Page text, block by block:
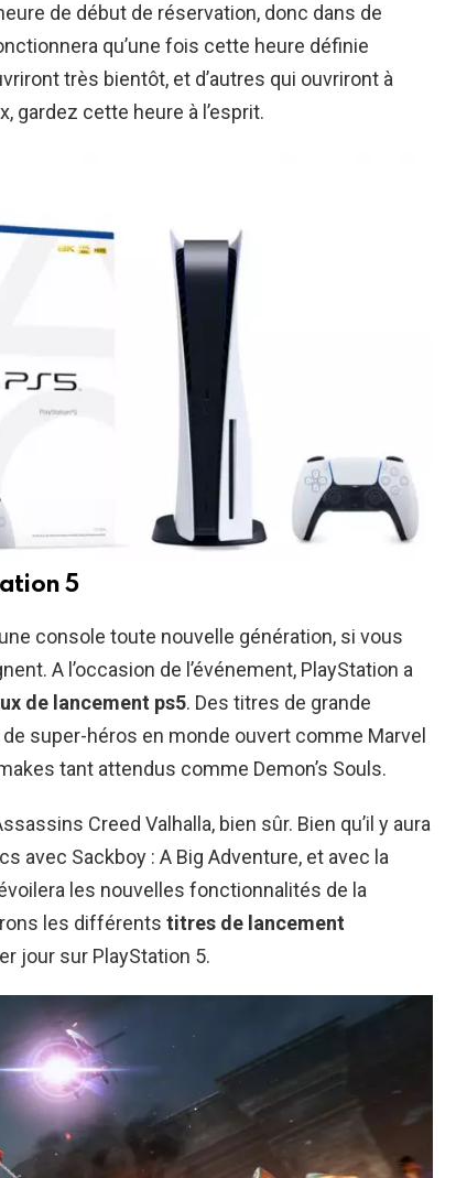
de début de réservation, donc dans de
qu’une fois cette heure définie
très bientôt, et d’autres qui ouvriront à
gardez cette heure à l’esprit.
5
console toute nouvelle génération, si vous
A l’occasion de l’événement, PlayStation a
de lancement ps5. Des titres de grande
super-héros en monde ouvert comme Marvel
tant attendus comme Demon’s Souls.
Creed Valhalla, bien sûr. Bien qu’il y aura
avec Sackboy : A Big Adventure, et avec la
les nouvelles fonctionnalités de la
les différents titres de lancement
jour sur PlayStation 5.